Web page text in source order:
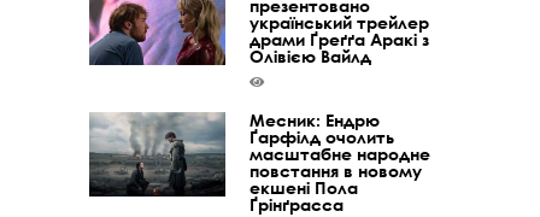
презентовано
український трейлер
драми Ґреґґа Аракі з
Олівією Вайлд
Месник: Ендрю
Ґарфілд очолить
масштабне народне
повстання в новому
екшені Пола
Ґрінґрасса